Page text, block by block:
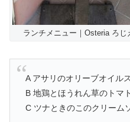
ランチメニュー｜Osteria ろじ
A アサリのオリーブオイル
B 地鶏とほうれん草のトマ
C ツナときのこのクリーム